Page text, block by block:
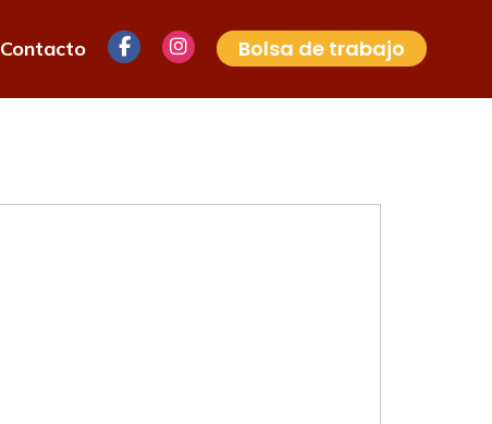
Contacto Bolsa de trabajo